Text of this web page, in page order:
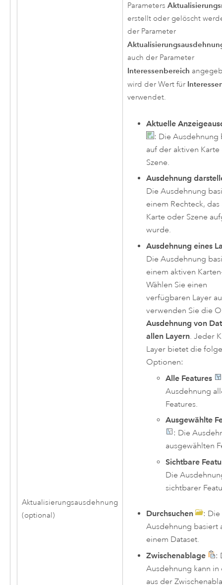
Aktualisierungsausdehnung
(optional)
Parameters
erstellt oder gelöscht
der Parameter
auch der Parameter
Interessenbereich
wird der Wert für
verwendet.
Aktuelle
: Die Ausdehnung
auf der aktiven
Szene.
Ausdehnung
Die Ausdehnung
einem Rechteck,
Karte oder Szene
wurde.
Ausdehnung eines
Die Ausdehnung
einem aktiven
Wählen Sie einen
verfügbaren Layer
verwenden Sie die
Ausdehnung von
allen Layern. Jeder
Layer bietet die
Optionen:
Alle Features
Ausdehnung
Features.
Ausgewählte
: Die
ausgewählten
Sichtbare
Die
sichtbarer
Durchsuchen
: Die
Ausdehnung basiert
einem Dataset.
Zwischenablage
:
Ausdehnung kann in
aus der